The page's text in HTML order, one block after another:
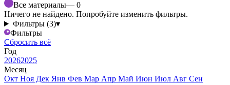
Все материалы— 0
Ничего не найдено. Попробуйте изменить фильтры.
Фильтры (3)▾
Фильтры
Сбросить всё
Год
20262025
Месяц
Окт Ноя Дек Янв Фев Мар Апр Май Июн Июл Авг Сен